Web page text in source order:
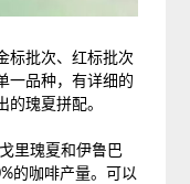
标批次、红标批次
一品种，有详细的
的瑰夏拼配。
里瑰夏和伊鲁巴
的咖啡产量。可以